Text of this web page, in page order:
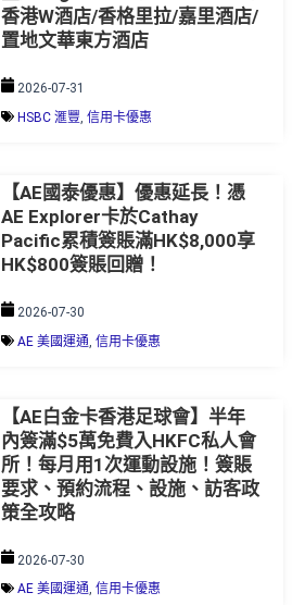
香港W酒店/香格里拉/嘉里酒店/
置地文華東方酒店
2026-07-31
HSBC 滙豐, 信用卡優惠
【AE國泰優惠】優惠延長！憑
AE Explorer卡於Cathay
Pacific累積簽賬滿HK$8,000享
HK$800簽賬回贈！
2026-07-30
AE 美國運通 信用卡優惠
【AE白金卡香港足球會】半年
內簽滿$5萬免費入HKFC私人會
所！每月用1次運動設施！簽賬
要求、預約流程、設施、訪客政
策全攻略
2026-07-30
AE 美國運通, 信用卡優惠